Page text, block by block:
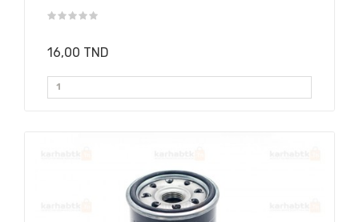
16,00 TND